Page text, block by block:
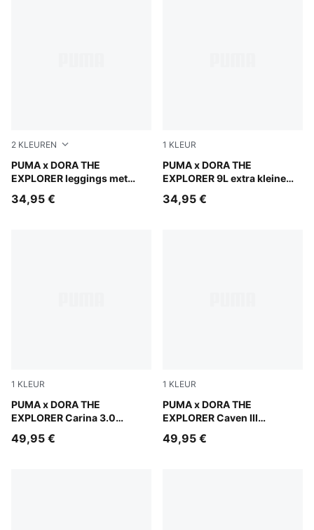
2 KLEUREN
PUMA x DORA THE
EXPLORER leggings met
Chambray Blue
34,95 €
1 KLEUR
PUMA x DORA THE
EXPLORER 9L extra kleine
Mauve Glow
34,95 €
1 KLEUR
PUMA x DORA THE
EXPLORER Carina 3.0
Warm White-Bright Papaya
49,95 €
1 KLEUR
PUMA x DORA THE
EXPLORER Caven III
Mauve Glow-Chambray
49,95 €